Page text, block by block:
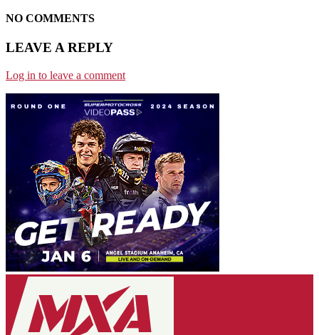
NO COMMENTS
LEAVE A REPLY
Log in to leave a comment